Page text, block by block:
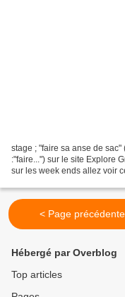
stage ; "faire sa anse de
:"faire...") sur le site Explore
sur les week ends allez voir
< Page précédente
Hébergé par Overblog
Top articles